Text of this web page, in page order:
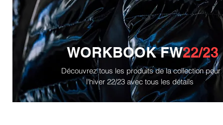
WORKBOOK FW22/23
Découvrez tous les produits de la collection pour
l'hiver 22/23 avec tous les détails